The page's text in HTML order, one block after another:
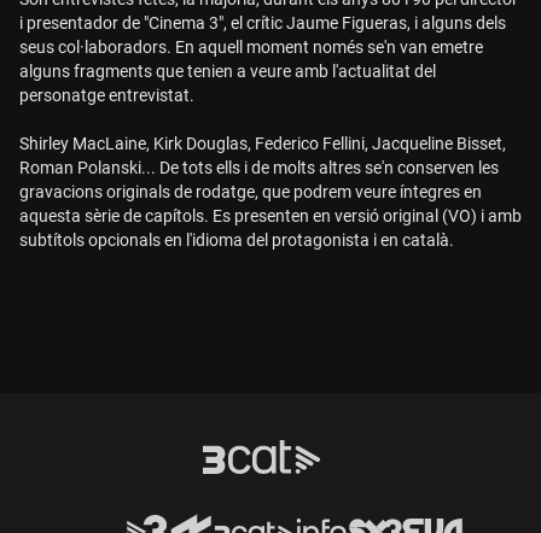
i presentador de "Cinema 3", el crític Jaume Figueras, i alguns dels
seus col·laboradors. En aquell moment només se'n van emetre
alguns fragments que tenien a veure amb l'actualitat del
personatge entrevistat.
Shirley MacLaine, Kirk Douglas, Federico Fellini, Jacqueline Bisset,
Roman Polanski... De tots ells i de molts altres se'n conserven les
gravacions originals de rodatge, que podrem veure íntegres en
aquesta sèrie de capítols. Es presenten en versió original (VO) i amb
subtítols opcionals en l'idioma del protagonista i en català.